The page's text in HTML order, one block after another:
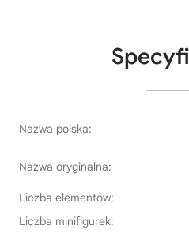
Nazwa polska:
Nazwa oryginalna:
Liczba elementów:
Liczba minifigurek: